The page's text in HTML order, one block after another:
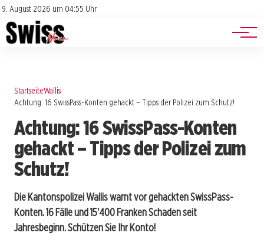
9. August 2026 um 04:55 Uhr
Impressum
Datenschutz
Jobs
Events
StartseiteWallis
Achtung: 16 SwissPass-Konten gehackt – Tipps der Polizei zum Schutz!
Achtung: 16 SwissPass-Konten
gehackt – Tipps der Polizei zum
Schutz!
Die Kantonspolizei Wallis warnt vor gehackten SwissPass-
Konten. 16 Fälle und 15'400 Franken Schaden seit
Jahresbeginn. Schützen Sie Ihr Konto!